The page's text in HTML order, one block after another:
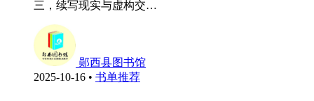
三，续写现实与虚构交…
郧西县图书馆
2025-10-16 • 书单推荐